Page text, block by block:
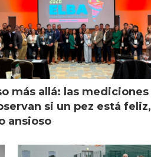
más allá: las mediciones
si un pez está feliz,
ansioso